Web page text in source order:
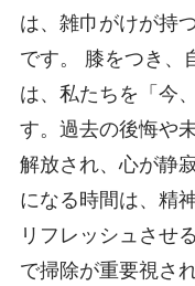
は、雑巾がけが持
です。 膝をつき、
は、私たちを「今
す。過去の後悔や
解放され、心が静
になる時間は、精
リフレッシュさせ
で掃除が重要視さ